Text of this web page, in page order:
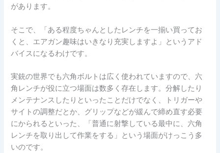
があります。
そこで、「ある程度ちゃんとしたレンチを一揃い買ってお
くと、エアガン趣味はいきなり充実しますよ」というアド
バイスになるわけです。
実銃の世界でも六角ボルトは広く使われていますので、六
角レンチが役に立つ場面は数多く存在します。分解したり
メンテナンスしたりといったことだけでなく、トリガーや
サイトの調整だとか、グリップなどが緩んで締め直す必要
にかられるといった、「普通に射撃している最中に、六角
レンチを取り出して作業をする」という場面がけっこう多
いのです。